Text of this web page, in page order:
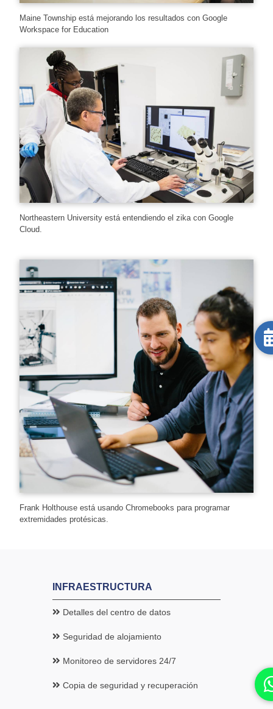
Maine Township está mejorando los resultados con Google
Workspace for Education
Northeastern University está entendiendo el zika con Google
Cloud.
Frank Holthouse está usando Chromebooks para programar
extremidades protésicas.
INFRAESTRUCTURA
Detalles del centro de datos
Seguridad de alojamiento
Monitoreo de servidores 24/7
Copia de seguridad y recuperación